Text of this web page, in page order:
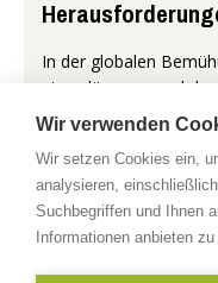
In der globalen
einzudämmen und
Ressourcen zu
Mehr...
Wir verwenden
Wir setzen Cookies ein,
analysieren,
Suchbegriffen und Ihnen
Informationen anbieten